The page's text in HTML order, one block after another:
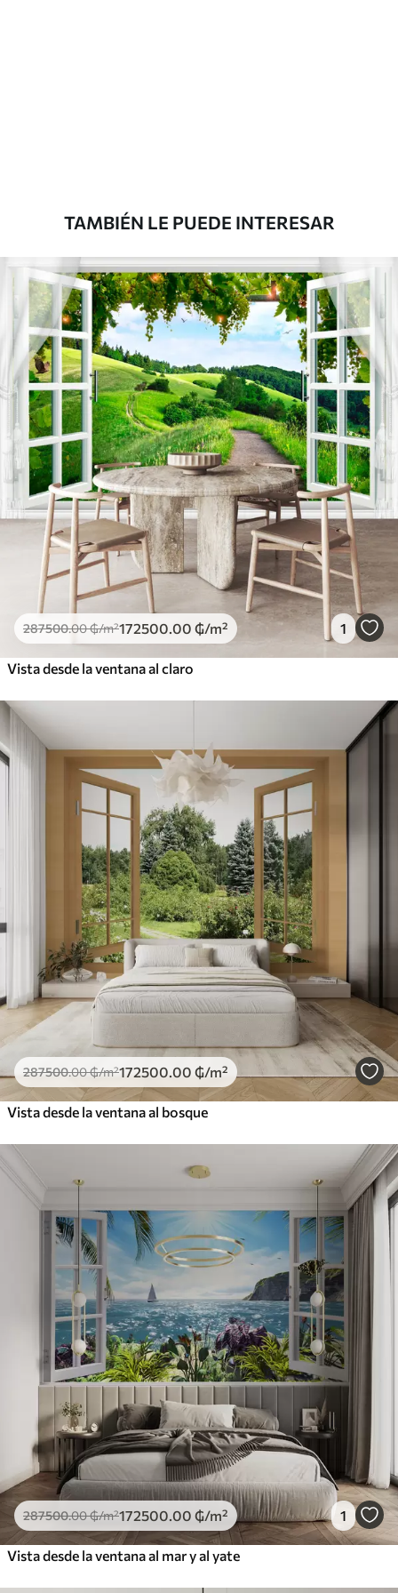
380416.67228250.00₲/m²
TAMBIÉN LE PUEDE INTERESAR
287500.00₲/m²172500.00 ₲/m² 1
Vista desde la ventana al claro
287500.00₲/m²172500.00 ₲/m²
Vista desde la ventana al bosque
287500.00₲/m²172500.00 ₲/m² 1
Vista desde la ventana al mar y al yate